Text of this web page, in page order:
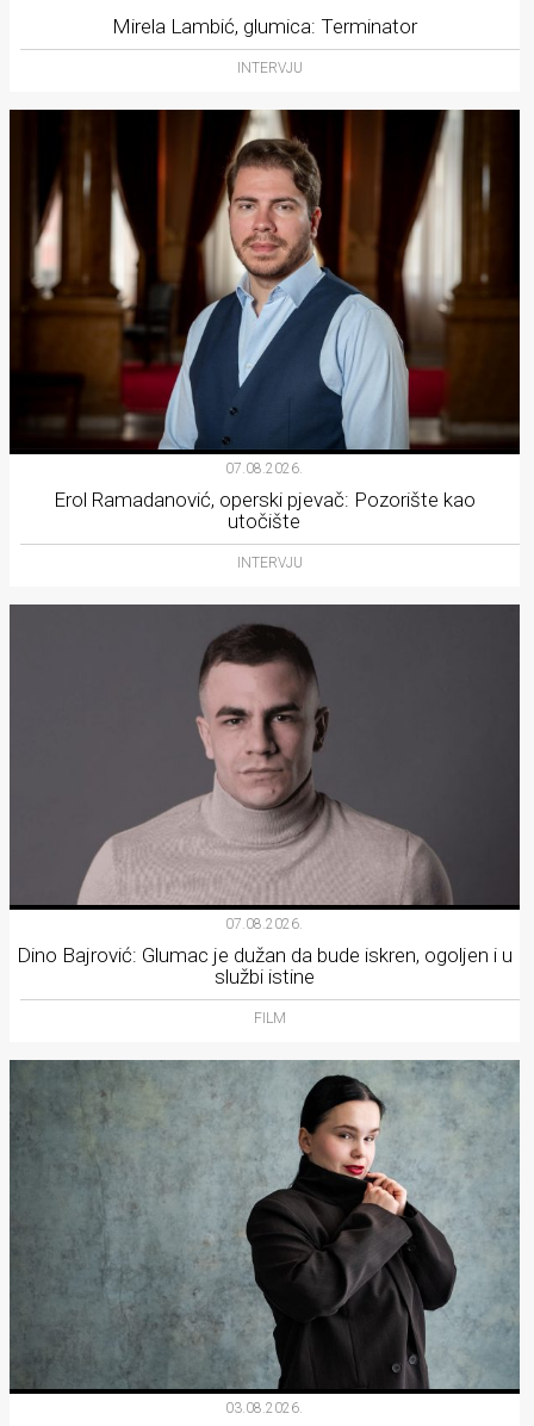
Mirela Lambić, glumica: Terminator
INTERVJU
07.08.2026.
Erol Ramadanović, operski pjevač: Pozorište kao
utočište
INTERVJU
07.08.2026.
Dino Bajrović: Glumac je dužan da bude iskren, ogoljen i u
službi istine
FILM
03.08.2026.